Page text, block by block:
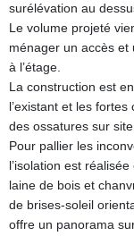
surélévation au
Le volume projeté
ménager un accès et
à l’étage.
La construction est
l’existant et les
des ossatures sur
Pour pallier les
l’isolation est
laine de bois et
de brises-soleil
offre un panorama